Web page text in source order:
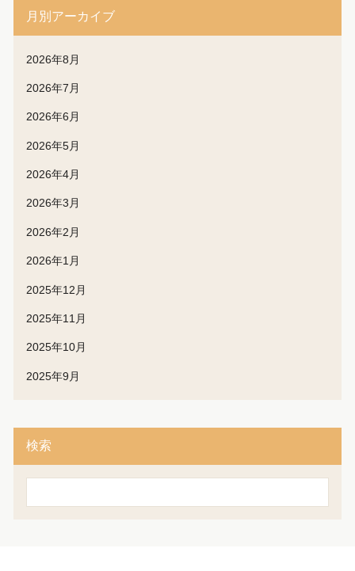
月別アーカイブ
2026年8月
2026年7月
2026年6月
2026年5月
2026年4月
2026年3月
2026年2月
2026年1月
2025年12月
2025年11月
2025年10月
2025年9月
検索